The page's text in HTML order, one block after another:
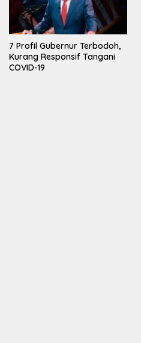
7 Profil Gubernur Terbodoh,
Kurang Responsif Tangani
COVID-19